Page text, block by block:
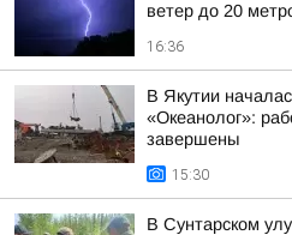
ветер до 20
16:36
В Якутии
«Океанолог»:
завершены
15:30
В Сунтарском